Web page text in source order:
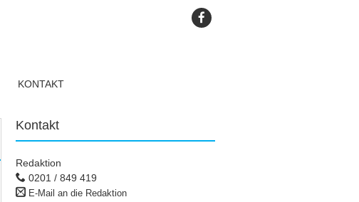
KONTAKT
Kontakt
Redaktion
0201 / 849 419
E-Mail an die Redaktion